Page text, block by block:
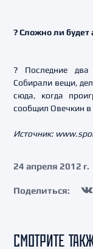
? Сложно ли будет
? Последние
Собирали вещи,
сюда, когда
сообщил Овечкин в
Источник:
24 апреля 2012 г.
Поделиться:
СМОТРИТЕ